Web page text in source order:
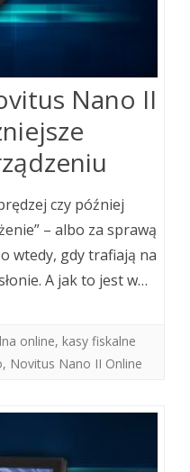
Nano II
czy później
– albo za sprawą
wtedy, gdy trafiają na
A jak to jest w…
online, kasy fiskalne
, Novitus Nano II Online